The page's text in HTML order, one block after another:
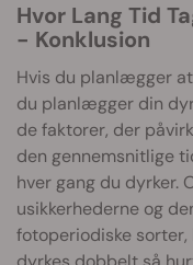
Hvor Lang Tid Tager Det at Dyrke Cannabis
- Konklusion
Hvis du planlægger
du planlægger din
de faktorer, der
den gennemsnitlige
hver gang du dyrker.
usikkerhederne og
fotoperiodiske